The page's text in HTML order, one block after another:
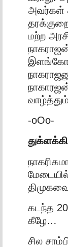
அவர்கள்
மற்ற
-oOo-
கடந்த
கீழே…
சில